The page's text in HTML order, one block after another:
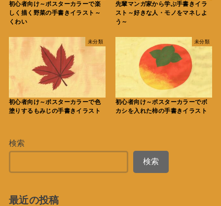
初心者向け～ポスターカラーで楽
しく描く野菜の手書きイラスト～
くわい
先輩マンガ家から学ぶ手書きイラ
スト～好きな人・モノをマネしよ
う～
未分類
初心者向け～ポスターカラーで色
塗りするもみじの手書きイラスト
未分類
初心者向け～ポスターカラーでボ
カシを入れた柿の手書きイラスト
検索
検索
最近の投稿